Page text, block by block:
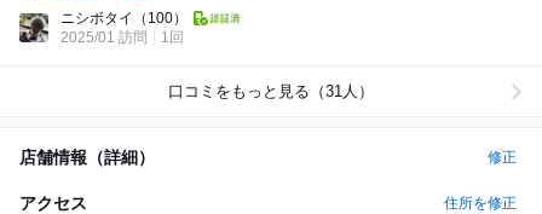
ニシボタイ
（100）
2025/01 訪問
1回
口コミをもっと見る（31人）
店舗情報（詳細） 修正
アクセス 住所を修正